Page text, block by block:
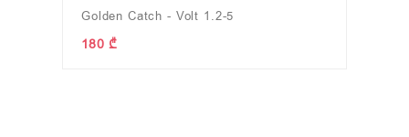
Golden Catch - Volt 1.2-5
180 ₾